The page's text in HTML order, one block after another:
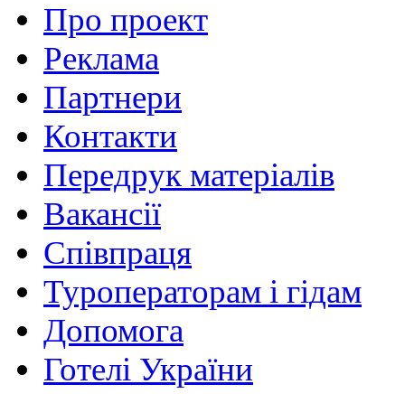
Про проект
Реклама
Партнери
Контакти
Передрук матеріалів
Вакансії
Співпраця
Туроператорам і гідам
Допомога
Готелі України